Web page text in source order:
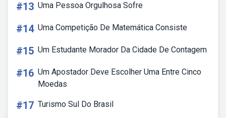
#13 Uma Pessoa Orgulhosa Sofre
#14 Uma Competição De Matemática Consiste
#15 Um Estudante Morador Da Cidade De Contagem
#16 Um Apostador Deve Escolher Uma Entre Cinco
Moedas
#17 Turismo Sul Do Brasil